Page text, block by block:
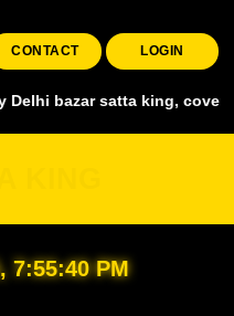
CONTACT LOGIN
satta king, covering all
7:55:41 PM